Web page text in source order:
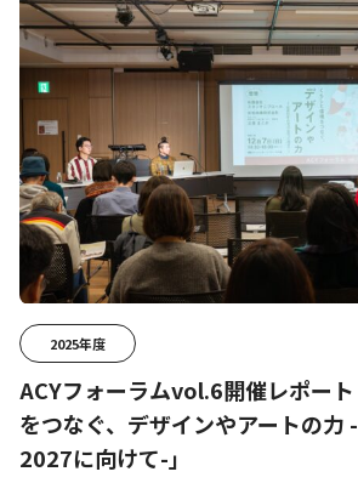
2025年度
ACYフォーラムvol.6開催レポー
をつなぐ、デザインやアートの力
2027に向けて-」